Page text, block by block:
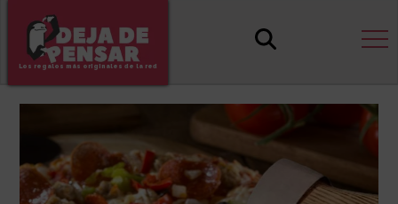
Los regalos más originales de la red